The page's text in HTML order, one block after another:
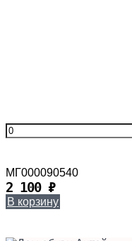
МГ000090540
2 100 ₽
В корзину